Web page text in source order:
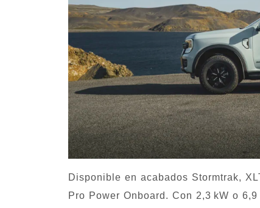
Disponible en acabados Stormtrak,
Pro Power Onboard. Con 2,3 kW o